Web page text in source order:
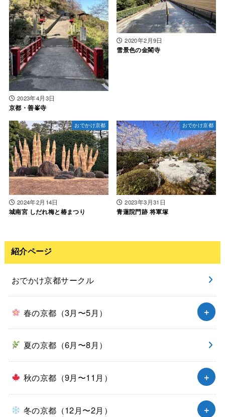
2023年4月3日
京都・善峯寺
2020年2月9日
雪景色の金閣寺
おでかけ京都
2024年2月14日
城南宮 しだれ梅と椿まつり
おでかけ京都
2023年3月31日
青蓮院門跡 将軍塚
紹介ページ
おでかけ京都サークル
春の京都（3月〜5月）
夏の京都（6月〜8月）
秋の京都（9月〜11月）
冬の京都（12月〜2月）